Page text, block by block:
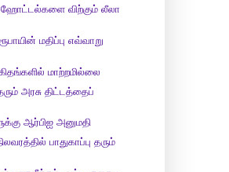
விற்கும் லீலா
மதிப்பு எவ்வாறு
மாற்றமில்லை
அரசு திட்டத்தைப்
ஆர்பிஐ அனுமதி
பாதுகாப்பு தரும்